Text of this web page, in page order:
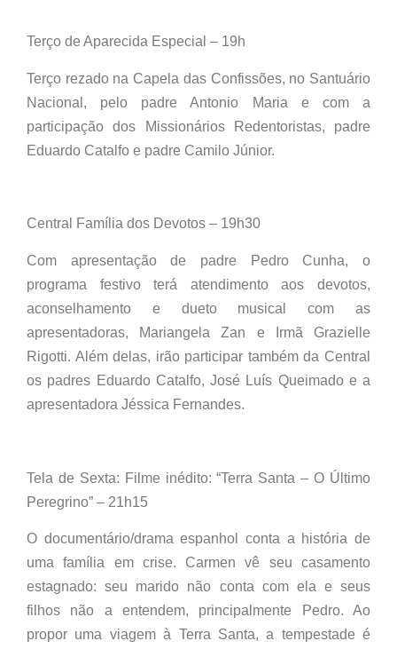
Terço de Aparecida Especial – 19h
Terço rezado na Capela das Confissões, no Santuário
Nacional, pelo padre Antonio Maria e com a
participação dos Missionários Redentoristas, padre
Eduardo Catalfo e padre Camilo Júnior.
Central Família dos Devotos – 19h30
Com apresentação de padre Pedro Cunha, o
programa festivo terá atendimento aos devotos,
aconselhamento e dueto musical com as
apresentadoras, Mariangela Zan e Irmã Grazielle
Rigotti. Além delas, irão participar também da Central
os padres Eduardo Catalfo, José Luís Queimado e a
apresentadora Jéssica Fernandes.
Tela de Sexta: Filme inédito: “Terra Santa – O Último
Peregrino” – 21h15
O documentário/drama espanhol conta a história de
uma família em crise. Carmen vê seu casamento
estagnado: seu marido não conta com ela e seus
filhos não a entendem, principalmente Pedro. Ao
propor uma viagem à Terra Santa, a tempestade é